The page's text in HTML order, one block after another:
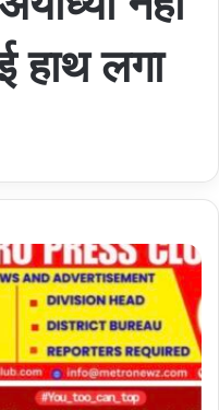
हाथ लगा